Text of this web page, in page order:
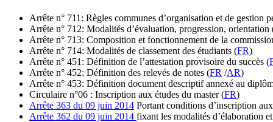
Arrête n° 711: Règles communes d’organisation et de gestion
Arrête n° 712: Modalités d’évaluation, progression, orientation
Arrête n° 713: Composition et fonctionnement de la
Arrête n° 714: Modalités de classement des étudiants (FR)
Arrête n° 451: Définition de l’attestation provisoire du succès (
Arrête n° 452: Définition des relevés de notes (FR /AR)
Arrête n° 453: Définition document descriptif annexé au
Circulaire n°06 : Inscription aux études du master (FR)
Arrête 363 du 09 juin 2014 Portant conditions d’inscription
Arrête 362 du 09 juin 2014 fixant les modalités d’élaboration